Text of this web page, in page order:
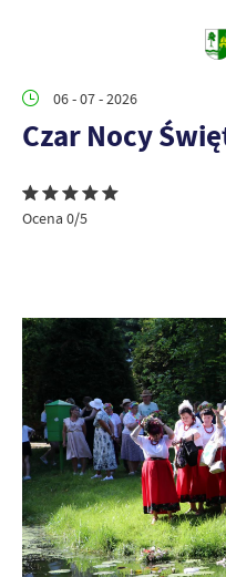
06 - 07 - 2026
Czar Nocy
Ocena 0/5